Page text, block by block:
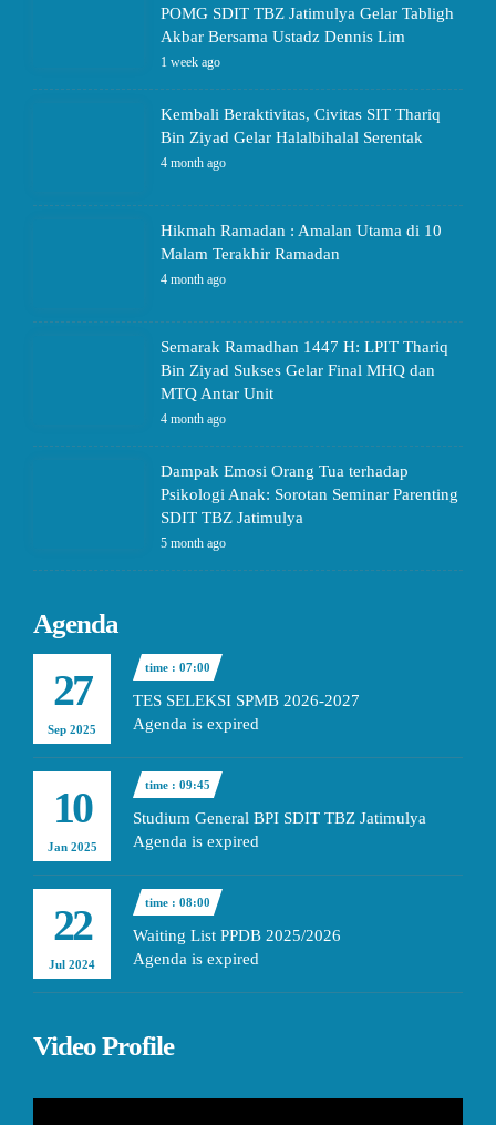
POMG SDIT TBZ Jatimulya Gelar Tabligh
Akbar Bersama Ustadz Dennis Lim
1 week ago
Kembali Beraktivitas, Civitas SIT Thariq
Bin Ziyad Gelar Halalbihalal Serentak
4 month ago
Hikmah Ramadan : Amalan Utama di 10
Malam Terakhir Ramadan
4 month ago
Semarak Ramadhan 1447 H: LPIT Thariq
Bin Ziyad Sukses Gelar Final MHQ dan
MTQ Antar Unit
4 month ago
Dampak Emosi Orang Tua terhadap
Psikologi Anak: Sorotan Seminar Parenting
SDIT TBZ Jatimulya
5 month ago
Agenda
27
Sep 2025
time : 07:00
TES SELEKSI SPMB 2026-2027
Agenda is expired
10
Jan 2025
time : 09:45
Studium General BPI SDIT TBZ Jatimulya
Agenda is expired
22
Jul 2024
time : 08:00
Waiting List PPDB 2025/2026
Agenda is expired
Video Profile